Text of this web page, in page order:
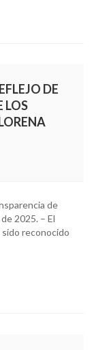
DE
LOS
de
2025. – El
reconocido